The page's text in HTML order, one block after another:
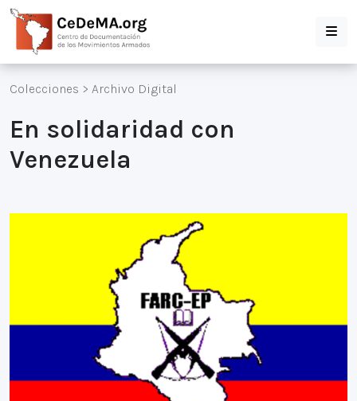
Colecciones > Archivo Digital
En solidaridad con
Venezuela